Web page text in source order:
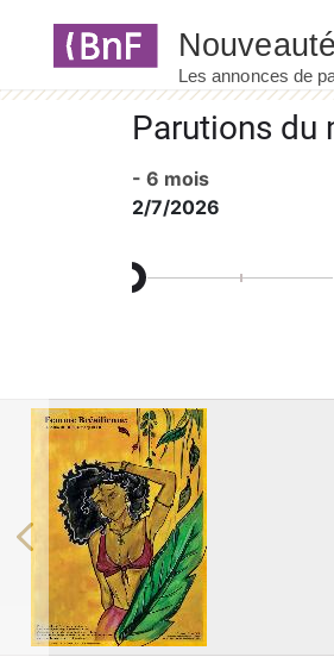
Parutions du
- 6 mois
2/7/2026
Previous